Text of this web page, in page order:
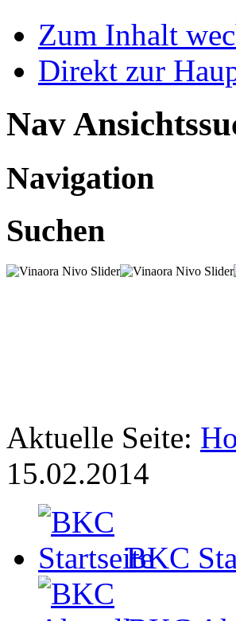
Zum Inhalt
Direkt zur
Nav
Navigation
Suchen
Aktuelle Seite:
15.02.2014
BKC